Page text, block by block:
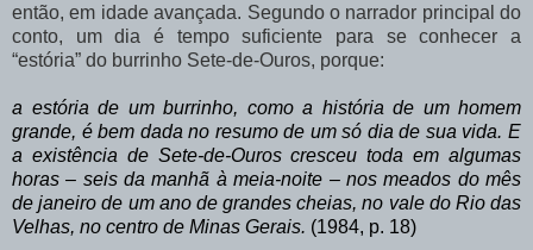
então, em idade avançada. Segundo o narrador principal do
conto, um dia é tempo suficiente para se conhecer a
“estória” do burrinho Sete-de-Ouros, porque:
a estória de um burrinho, como a história de um homem
grande, é bem dada no resumo de um só dia de sua vida. E
a existência de Sete-de-Ouros cresceu toda em algumas
horas – seis da manhã à meia-noite – nos meados do mês
de janeiro de um ano de grandes cheias, no vale do Rio das
Velhas, no centro de Minas Gerais. (1984, p. 18)